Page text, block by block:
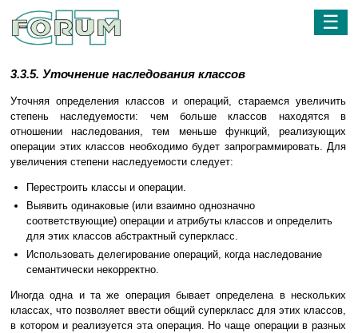
☰
3.3.5. Уточнение наследования классов
Уточняя определения классов и операций, стараемся увеличить
степень наследуемости: чем больше классов находятся в
отношении наследования, тем меньше функций, реализующих
операции этих классов необходимо будет запрограммировать. Для
увеличения степени наследуемости следует:
Перестроить классы и операции.
Выявить одинаковые (или взаимно однозначно
соответствующие) операции и атрибуты классов и определить
для этих классов абстрактный суперкласс.
Использовать делегирование операций, когда наследование
семантически некорректно.
Иногда одна и та же операция бывает определена в нескольких
классах, что позволяет ввести общий суперкласс для этих классов,
в котором и реализуется эта операция. Но чаще операции в разных